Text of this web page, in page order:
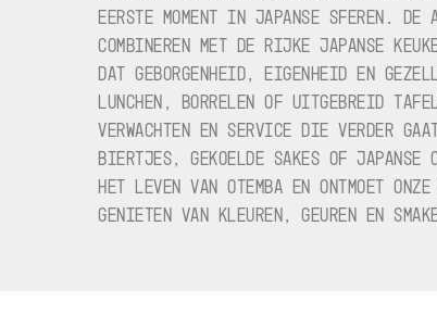
EERSTE MOMENT IN JAPANSE SFEREN. DE
COMBINEREN MET DE RIJKE JAPANSE
DAT GEBORGENHEID, EIGENHEID EN
LUNCHEN, BORRELEN OF UITGEBREID
VERWACHTEN EN SERVICE DIE VERDER
BIERTJES, GEKOELDE SAKES OF
HET LEVEN VAN OTEMBA EN ONTMOET
GENIETEN VAN KLEUREN, GEUREN EN